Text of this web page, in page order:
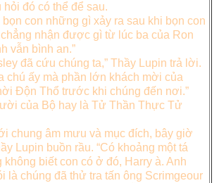
hỏi đó có thể để sau.
bọn con những gì xảy ra sau khi bọn con
nhận được gì từ lúc ba của Ron
vẫn bình an.”
đã cứu chúng ta,” Thầy Lupin trả lời.
chú ấy mà phần lớn khách mời của
Độn Thổ trước khi chúng đến nơi.”
của Bộ hay là Tử Thần Thực Tử
chung âm mưu và mục đích, bây giờ
Lupin buồn rầu. “Có khoảng một tá
biết con có ở đó, Harry à. Anh
là chúng đã thử tra tấn ông Scrimgeour